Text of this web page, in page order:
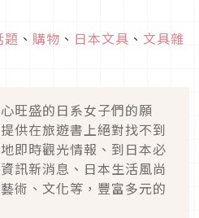
題 、 購物 、 日本文具 、 文具雜
旺盛的日系女子們的願
供在旅遊書上絕對找不到
即時觀光情報、到日本必
訊新消息、日本生活風尚
術、文化等，豐富多元的